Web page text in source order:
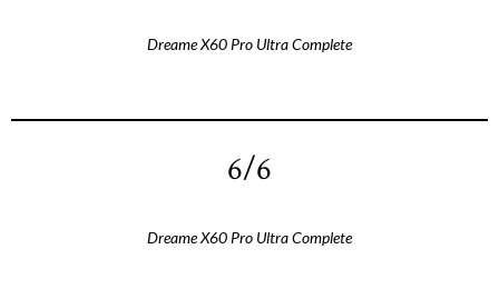
Dreame X60 Pro Ultra Complete
6/6
Dreame X60 Pro Ultra Complete